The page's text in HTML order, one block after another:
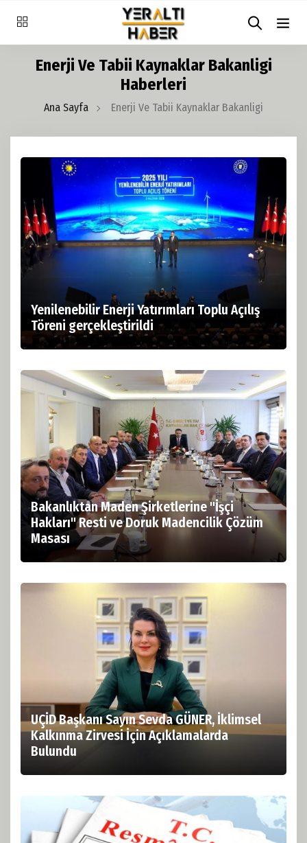
Enerji Ve Tabii Kaynaklar Bakanligi
Haberleri
Ana Sayfa Enerji Ve Tabii Kaynaklar Bakanligi
Yenilenebilir Enerji Yatırımları Toplu Açılış
Töreni gerçekleştirildi
Bakanlıktan Maden Şirketlerine "İşçi
Hakları" Resti ve Doruk Madencilik Çözüm
Masası
UÇİD Başkanı Sayın Sevda GÜNER, İklimsel
Kalkınma Zirvesi İçin Açıklamalarda
Bulundu